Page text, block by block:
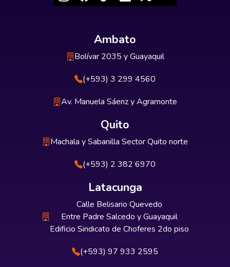
Ambato
Bolívar 2035 y Guayaquil
(+593) 3 299 4560
Av. Manuela Sáenz y Agramonte
Quito
Machala y Sabanilla Sector Quito norte
(+593) 2 382 6970
Latacunga
Calle Belisario Quevedo
Entre Padre Salcedo y Guayaquil
Edificio Sindicato de Choferes 2do piso
(+593) 97 933 2595